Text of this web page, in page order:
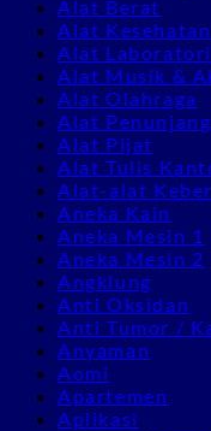
Alat Berat
Alat Kesehatan
Alat
Alat Musik &
Alat Olahraga
Alat
Alat Pijat
Alat Tulis
Alat-alat
Aneka Kain
Aneka Mesin 1
Aneka Mesin 2
Angklung
Anti Oksidan
Anti Tumor /
Anyaman
Aomi
Apartemen
Aplikasi